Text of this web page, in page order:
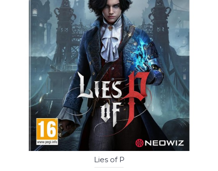
Lies of P